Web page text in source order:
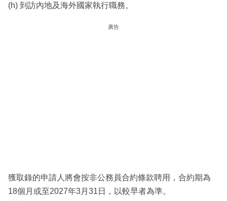
(h) 到訪內地及海外國家執行職務。
廣告
獲取錄的申請人將會按非公務員合約條款聘用，合約期為
18個月或至2027年3月31日，以較早者為準。